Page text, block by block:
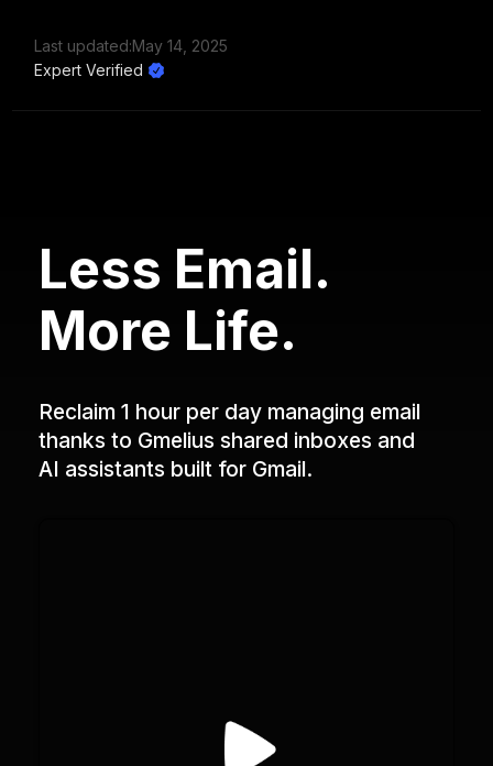
Last updated:May 14, 2025
Expert Verified
Less Email.
More Life.
Reclaim 1 hour per day managing email
thanks to Gmelius shared inboxes and
AI assistants built for Gmail.